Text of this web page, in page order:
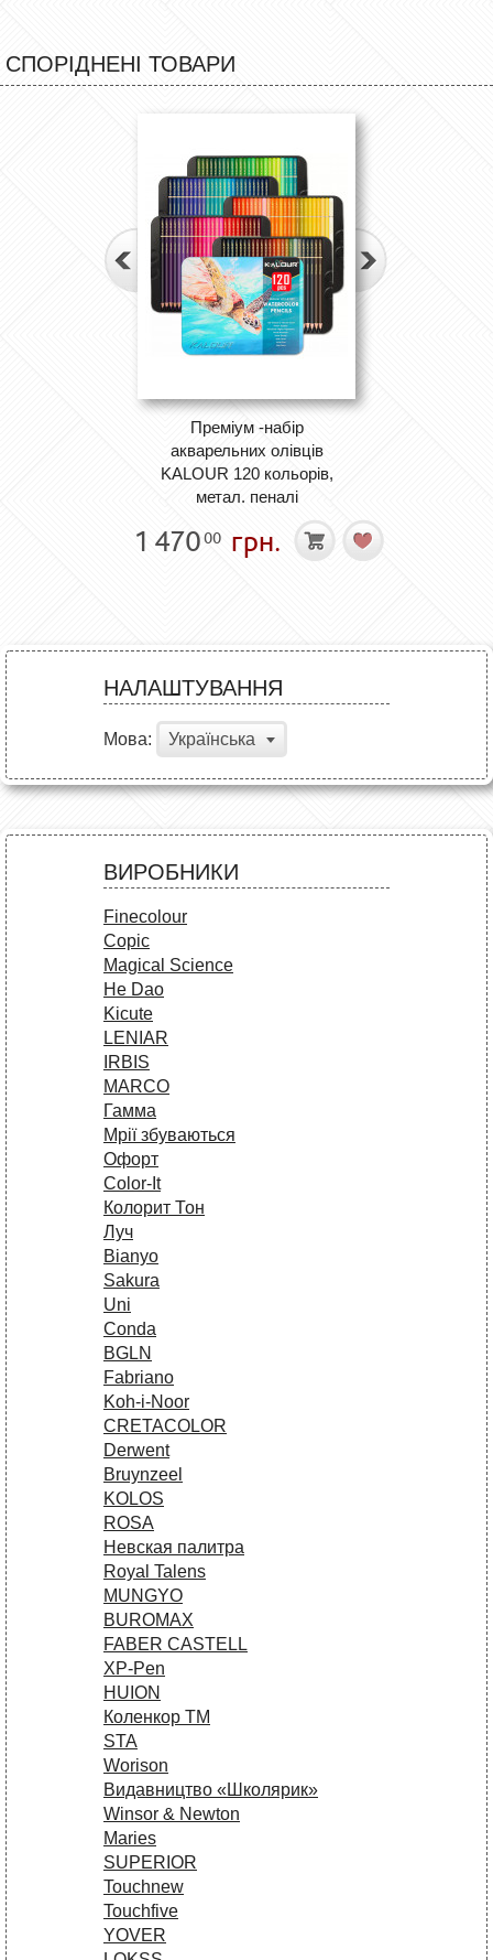
СПОРІДНЕНІ ТОВАРИ
Преміум -набір
акварельних олівців
KALOUR 120 кольорів,
метал. пеналі
1 47000 грн.
НАЛАШТУВАННЯ
Мова: Українська
ВИРОБНИКИ
Finecolour
Copic
Magical Science
He Dao
Kicute
LENIAR
IRBIS
MARCO
Гамма
Мрії збуваються
Офорт
Сolor-It
Колорит Тон
Луч
Bianyo
Sakura
Uni
Conda
BGLN
Fabriano
Koh-i-Noor
CRETACOLOR
Derwent
Bruynzeel
KOLOS
ROSA
Невская палитра
Royal Talens
MUNGYO
BUROMAX
FABER CASTELL
XP-Pen
HUION
Коленкор ТМ
STA
Worison
Видавництво «Школярик»
Winsor & Newton
Maries
SUPERIOR
Touchnew
Touchfive
YOVER